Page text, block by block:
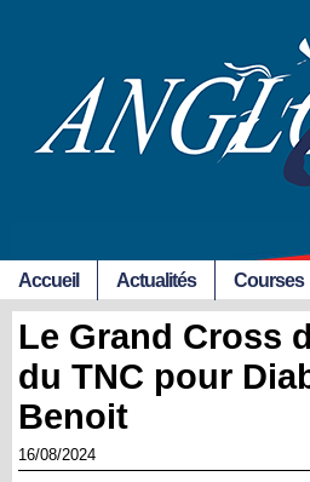
Accueil Actualités Courses
Le Grand Cross
du TNC pour
Benoit
16/08/2024